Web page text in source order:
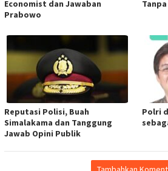
Economist dan Jawaban
Prabowo
Reputasi Polisi, Buah
Simalakama dan Tanggung
Jawab Opini Publik
Polri